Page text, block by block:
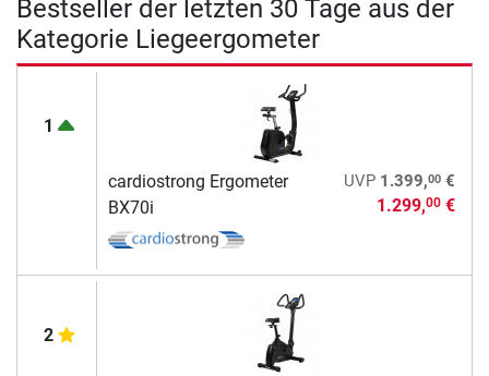
Bestseller der letzten 30 Tage aus der
Kategorie Liegeergometer
1
cardiostrong Ergometer
BX70i
UVP 1.399,00€
1.299,00€
2